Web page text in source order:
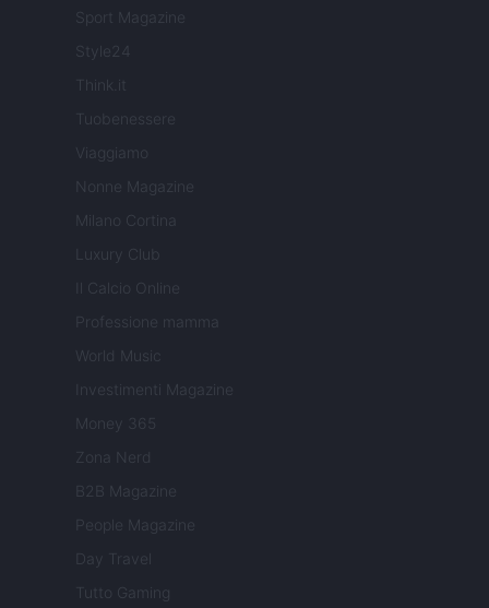
Sport Magazine
Style24
Think.it
Tuobenessere
Viaggiamo
Nonne Magazine
Milano Cortina
Luxury Club
Il Calcio Online
Professione mamma
World Music
Investimenti Magazine
Money 365
Zona Nerd
B2B Magazine
People Magazine
Day Travel
Tutto Gaming